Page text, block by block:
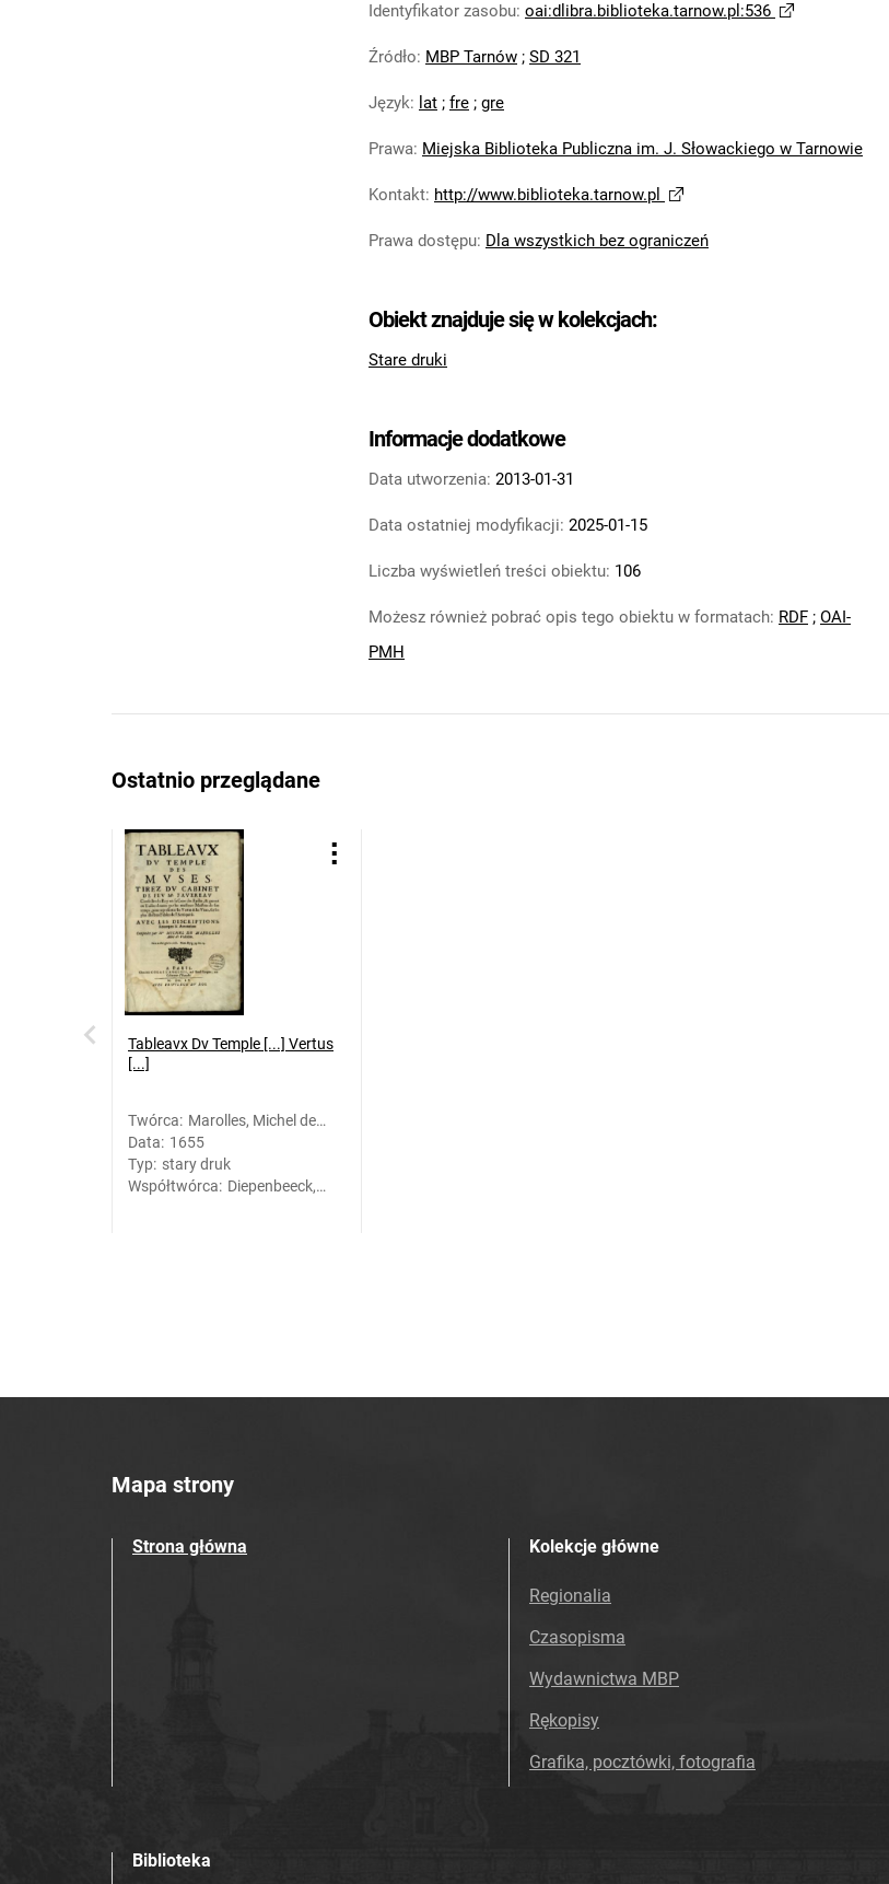
Identyfikator zasobu: oai:dlibra.biblioteka.tarnow.pl:536
Źródło: MBP Tarnów ; SD 321
Język: lat ; fre ; gre
Prawa: Miejska Biblioteka Publiczna im. J. Słowackiego w Tarnowie
Kontakt: http://www.biblioteka.tarnow.pl
Prawa dostępu: Dla wszystkich bez ograniczeń
Obiekt znajduje się w kolekcjach:
Stare druki
Informacje dodatkowe
Data utworzenia: 2013-01-31
Data ostatniej modyfikacji: 2025-01-15
Liczba wyświetleń treści obiektu: 106
Możesz również pobrać opis tego obiektu w formatach: RDF ; OAI-
PMH
Ostatnio przeglądane
Tableavx Dv Temple [...] Vertus
[...]
Twórca: Marolles, Michel de
(1600-1681)
Data: 1655
Typ: stary druk
Współtwórca: Diepenbeeck,
Mapa strony
Strona główna Kolekcje główne
Regionalia
Czasopisma
Wydawnictwa MBP
Rękopisy
Grafika, pocztówki, fotografia
Biblioteka